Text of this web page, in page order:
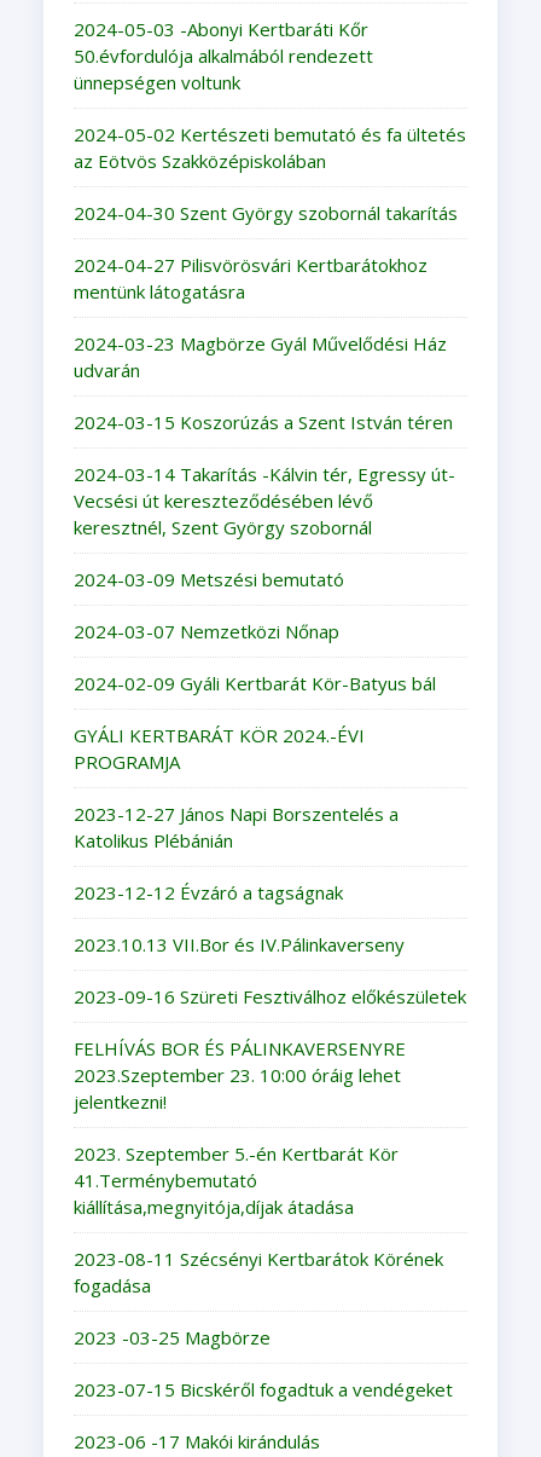
2024-05-03 -Abonyi Kertbaráti Kőr
50.évfordulója alkalmából rendezett
ünnepségen voltunk
2024-05-02 Kertészeti bemutató és fa ültetés
az Eötvös Szakközépiskolában
2024-04-30 Szent György szobornál takarítás
2024-04-27 Pilisvörösvári Kertbarátokhoz
mentünk látogatásra
2024-03-23 Magbörze Gyál Művelődési Ház
udvarán
2024-03-15 Koszorúzás a Szent István téren
2024-03-14 Takarítás -Kálvin tér, Egressy út-
Vecsési út kereszteződésében lévő
keresztnél, Szent György szobornál
2024-03-09 Metszési bemutató
2024-03-07 Nemzetközi Nőnap
2024-02-09 Gyáli Kertbarát Kör-Batyus bál
GYÁLI KERTBARÁT KÖR 2024.-ÉVI
PROGRAMJA
2023-12-27 János Napi Borszentelés a
Katolikus Plébánián
2023-12-12 Évzáró a tagságnak
2023.10.13 VII.Bor és IV.Pálinkaverseny
2023-09-16 Szüreti Fesztiválhoz előkészületek
FELHÍVÁS BOR ÉS PÁLINKAVERSENYRE
2023.Szeptember 23. 10:00 óráig lehet
jelentkezni!
2023. Szeptember 5.-én Kertbarát Kör
41.Terménybemutató
kiállítása,megnyitója,díjak átadása
2023-08-11 Szécsényi Kertbarátok Körének
fogadása
2023 -03-25 Magbörze
2023-07-15 Bicskéről fogadtuk a vendégeket
2023-06 -17 Makói kirándulás